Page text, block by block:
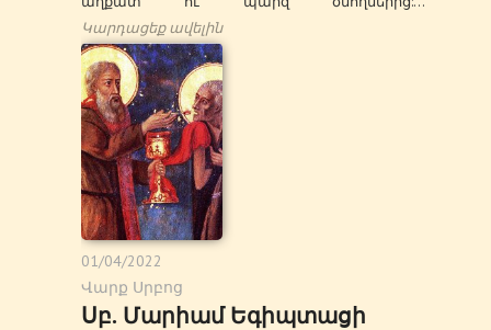
Կարդացեք ավելին
01/04/2022
Վարք Սրբոց
Սբ. Մարիամ Եգիպտացի